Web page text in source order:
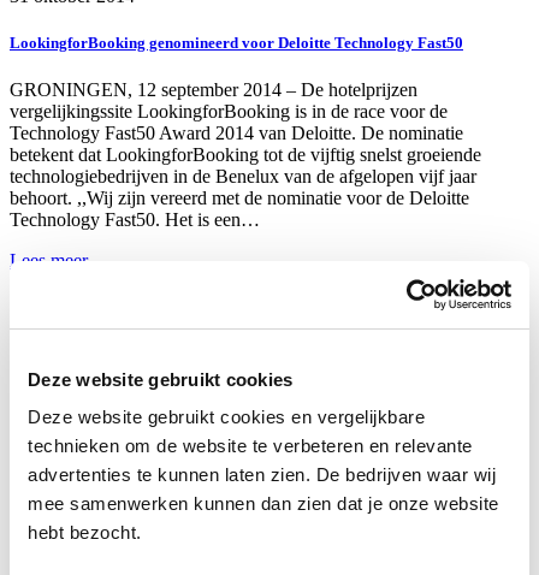
Deze website gebruikt cookies
Deze website gebruikt cookies en vergelijkbare
technieken om de website te verbeteren en relevante
advertenties te kunnen laten zien. De bedrijven waar wij
mee samenwerken kunnen dan zien dat je onze website
hebt bezocht.
LookingforBooking genomineerd voor Deloitte Technology Fast50
GRONINGEN, 12 september 2014 – De hotelprijzen
vergelijkingssite LookingforBooking is in de race voor de
Technology Fast50 Award 2014 van Deloitte. De nominatie
betekent dat LookingforBooking tot de vijftig snelst groeiende
technologiebedrijven in de Benelux van de afgelopen vijf jaar
behoort. ,,Wij zijn vereerd met de nominatie voor de Deloitte
Technology Fast50. Het is een…
Lees meer
Bencom.nl volledig vernieuwd!
Sinds 13 mei heeft Bencom.nl een nieuwe frisse look. Na de
nu ook het design van bedrijfssite aangepakt. Met het nieuwe
uiterlijk willen we informatief en toegankelijk zijn voor
consumenten, bedrijven en andere instellingen. En niet alleen op de
desktop, de site is nu ook optimaal te bekijken…
Lees meer